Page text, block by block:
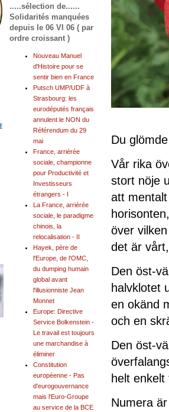
Du
Vår rika
stort nöje
att
horisonten,
över
det är
Den öst-
halvklotet
en okänd
och en
Den öst-
helt
Numera
.....sélection de......
Solidarités manquées
depuis le 06 VI 06 ( par
ordre croissant )
Nouveau Manuel
d'Histoire pour se
sentir bien en France
Putsch UMP/UDF à
Strasbourg: les
eurodéputés français
annulent le NON du
Référendum du 29
mai
France, arriérée
sociale, championne
pour Productivité et
Investisseurs
étrangers - I
La France, arriérée
sociale, le paradigme
chinois, la
relocalisation - II
Hayek, père de
l'Europe, de l'OMC,
du dumping humain
global avant
l'illusionniste Jean
Monnet
Europe: Directive
Service Bolkenstein -
Le travail est toujours
une marchandise à
éliminer
Constitution
européenne - Pas
d'eurogouvernance
mais l'Euro-Groupe
au service de la BCE